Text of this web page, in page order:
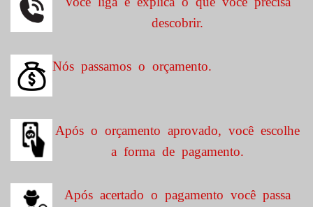
descobrir.
Nós passamos o orçamento.
Após o orçamento aprovado, você escolhe
a forma de pagamento.
Após acertado o pagamento você passa